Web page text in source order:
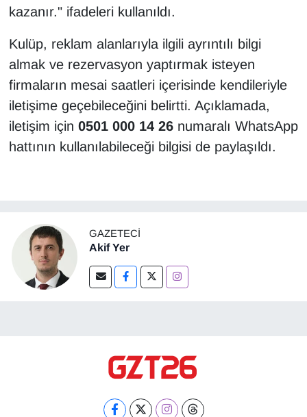
kazanır." ifadeleri kullanıldı.
Kulüp, reklam alanlarıyla ilgili ayrıntılı bilgi
almak ve rezervasyon yaptırmak isteyen
firmaların mesai saatleri içerisinde kendileriyle
iletişime geçebileceğini belirtti. Açıklamada,
iletişim için 0501 000 14 26numaralı WhatsApp
hattının kullanılabileceği bilgisi de paylaşıldı.
GAZETECI
Akif Yer